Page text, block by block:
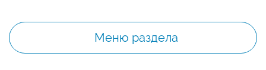
Меню раздела